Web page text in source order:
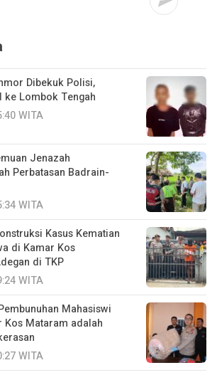
Dibekuk Polisi,
Lombok Tengah
WITA
Jenazah
Perbatasan Badrain-
WITA
Kasus Kematian
di Kamar Kos
di TKP
WITA
Mahasiswi
Kos Mataram adalah
WITA